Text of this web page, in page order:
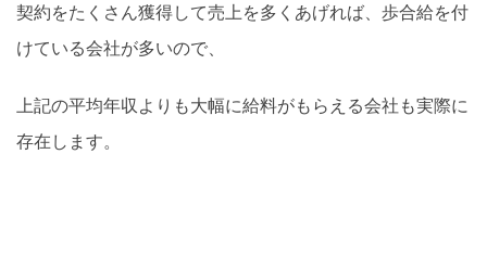
契約をたくさん獲得して売上を多くあげれば、歩合給を付
けている会社が多いので、
上記の平均年収よりも大幅に給料がもらえる会社も実際に
存在します。